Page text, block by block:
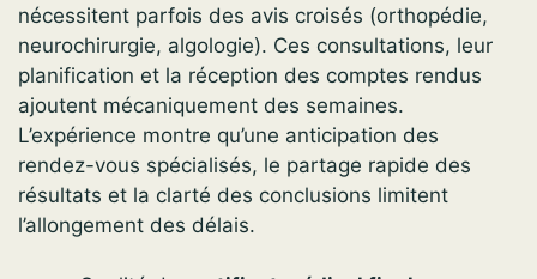
nécessitent parfois des avis croisés (orthopédie,
neurochirurgie, algologie). Ces consultations, leur
planification et la réception des comptes rendus
ajoutent mécaniquement des semaines.
L’expérience montre qu’une anticipation des
rendez-vous spécialisés, le partage rapide des
résultats et la clarté des conclusions limitent
l’allongement des délais.